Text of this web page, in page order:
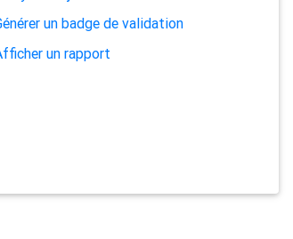
un badge de validation
un rapport